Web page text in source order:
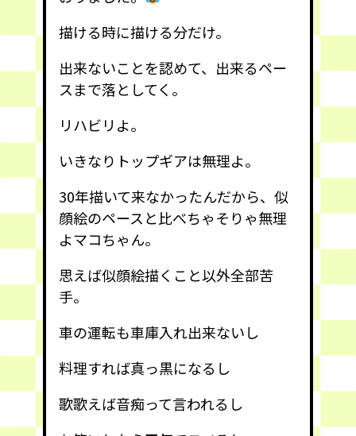
描ける時に描ける分だけ。
出来ないことを認めて、出来るペー
スまで落としてく。
リハビリよ。
いきなりトップギアは無理よ。
30年描いて来なかったんだから、似
顔絵のペースと比べちゃそりゃ無理
よマコちゃん。
思えば似顔絵描くこと以外全部苦
手。
車の運転も車庫入れ出来ないし
料理すれば真っ黒になるし
歌歌えば音痴って言われるし